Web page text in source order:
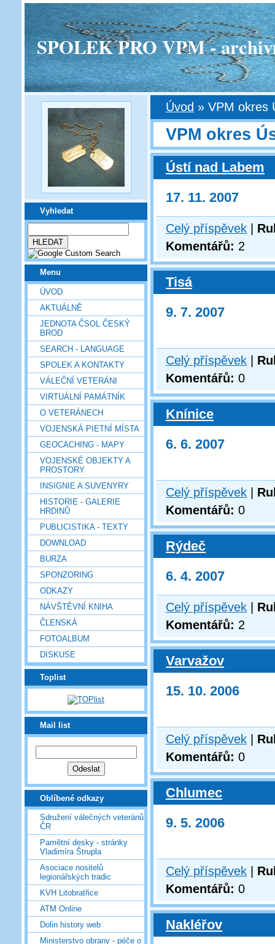
SPOLEK PRO VPM -
Vyhledat
Menu
ÚVOD
AKTUÁLNĚ
JEDNOTA ČSOL ČESKÝ
BROD
SEARCH - LANGUAGE
SPOLEK A KONTAKTY
VÁLEČNÍ VETERÁNI
VIRTUÁLNÍ PAMÁTNÍK
O VETERÁNECH
VOJENSKÁ PIETNÍ MÍSTA
GEOCACHING - MAPY
VOJENSKÉ OBJEKTY A
PROSTORY
INSIGNIE A SUVENYRY
HISTORIE - GALERIE
HRDINŮ
PUBLICISTIKA - TEXTY
DOWNLOAD
BURZA
SPONZORING
ODKAZY
NÁVŠTĚVNÍ KNIHA
ČLENSKÁ
FOTOALBUM
DISKUSE
Toplist
Mail list
Oblíbené odkazy
Sdružení válečných veteránů
ČR
Pamětní desky - stránky
Vladimíra Štrupla
Asociace nositelů
legionářských tradic
KVH Litobratřice
ATM Online
Dolin history web
Ministerstvo obrany - péče o
Úvod » VPM okres
VPM okres
Ústí nad Labem
17. 11. 2007
Celý příspěvek
Komentářů: 2
Tisá
9. 7. 2007
Celý příspěvek
Komentářů: 0
Knínice
6. 6. 2007
Celý příspěvek
Komentářů: 0
Rýdeč
6. 4. 2007
Celý příspěvek
Komentářů: 2
Varvažov
15. 10. 2006
Celý příspěvek
Komentářů: 0
Chlumec
9. 5. 2006
Celý příspěvek
Komentářů: 0
Nakléřov